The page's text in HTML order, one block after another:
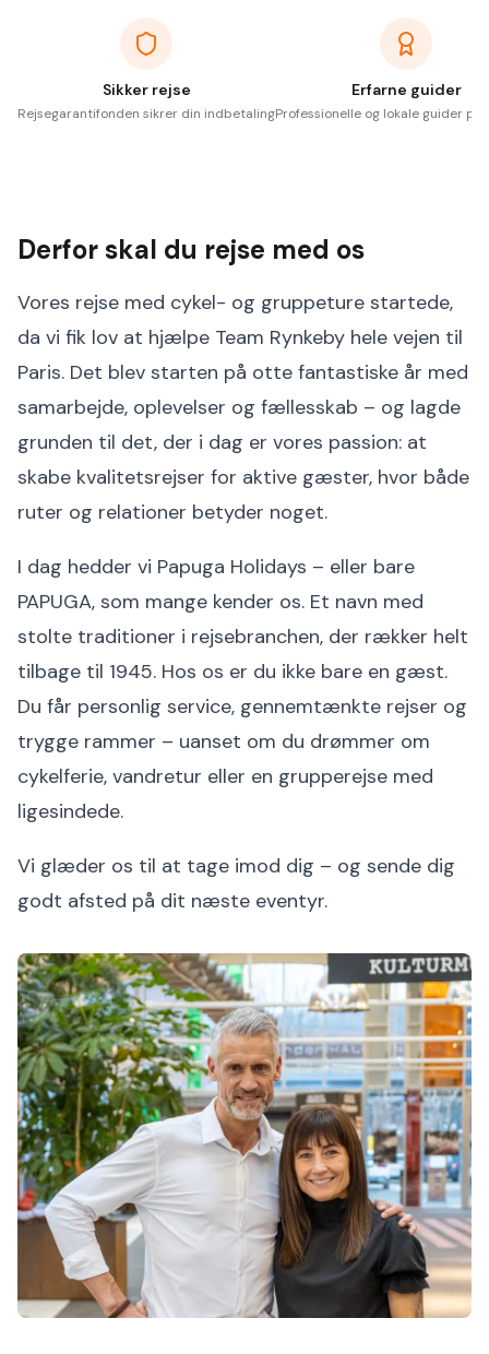
Sikker rejse
Rejsegarantifonden sikrer din indbetaling
Erfarne guider
Professionelle og lokale guider på
Derfor skal du rejse med os
Vores rejse med cykel- og gruppeture startede,
da vi fik lov at hjælpe Team Rynkeby hele vejen til
Paris. Det blev starten på otte fantastiske år med
samarbejde, oplevelser og fællesskab – og lagde
grunden til det, der i dag er vores passion: at
skabe kvalitetsrejser for aktive gæster, hvor både
ruter og relationer betyder noget.
I dag hedder vi Papuga Holidays – eller bare
PAPUGA, som mange kender os. Et navn med
stolte traditioner i rejsebranchen, der rækker helt
tilbage til 1945. Hos os er du ikke bare en gæst.
Du får personlig service, gennemtænkte rejser og
trygge rammer – uanset om du drømmer om
cykelferie, vandretur eller en grupperejse med
ligesindede.
Vi glæder os til at tage imod dig – og sende dig
godt afsted på dit næste eventyr.